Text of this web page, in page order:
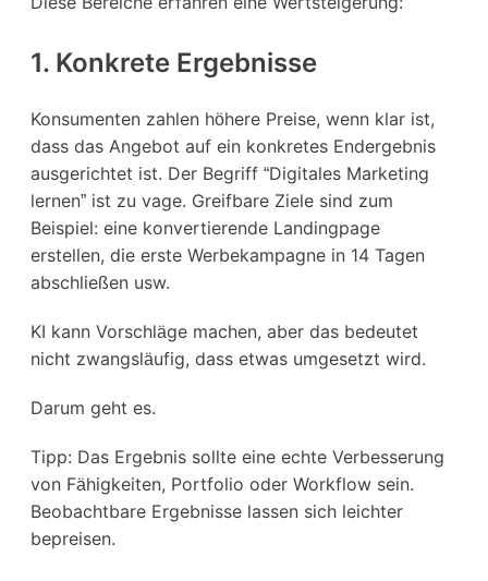
1. Konkrete Ergebnisse
Konsumenten zahlen höhere Preise, wenn klar ist,
dass das Angebot auf ein konkretes Endergebnis
ausgerichtet ist. Der Begriff “Digitales Marketing
lernen” ist zu vage. Greifbare Ziele sind zum
Beispiel: eine konvertierende Landingpage
erstellen, die erste Werbekampagne in 14 Tagen
abschließen usw.
KI kann Vorschläge machen, aber das bedeutet
nicht zwangsläufig, dass etwas umgesetzt wird.
Darum geht es.
Tipp: Das Ergebnis sollte eine echte Verbesserung
von Fähigkeiten, Portfolio oder Workflow sein.
Beobachtbare Ergebnisse lassen sich leichter
bepreisen.